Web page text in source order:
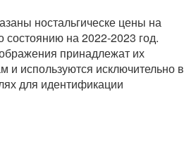
ностальгическе цены на
состоянию на 2022-2023 год.
принадлежат их
и используются исключительно в
для идентификации